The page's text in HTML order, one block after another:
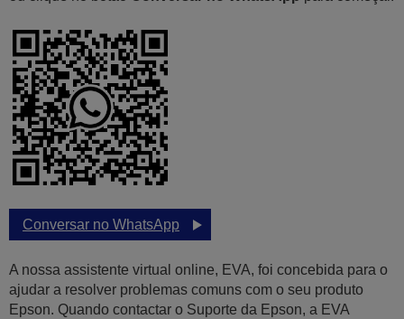
Conversar no WhatsApp
A nossa assistente virtual online, EVA, foi concebida para o
ajudar a resolver problemas comuns com o seu produto
Epson. Quando contactar o Suporte da Epson, a EVA